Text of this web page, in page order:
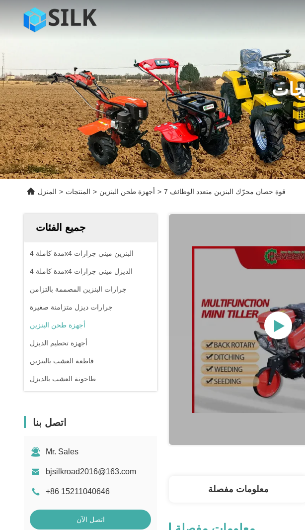
المنزل > المنتجات > أجهزة طحن البنزين > 7 قوة حصان محرّك البنزين متعدد الوظائف
جميع الفئات
مدة كاملة 4x4 البنزين ميني جرارات
مدة كاملة 4x4 الديزل ميني جرارات
جرارات البنزين المصممة بالتزامن
جرارات ديزل متزامنة صغيرة
أجهزة طحن البنزين
أجهزة تحطيم الديزل
قاطعة العشب بالبنزين
طاحونة العشب بالديزل
اتصل بنا
Mr. Sales
bjsilkroad2016@163.com
+86 15211040646
اتصل الآن
معلومات مفصلة